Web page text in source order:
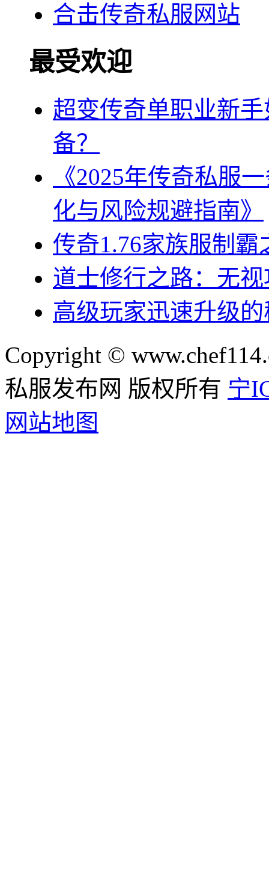
合击传奇私服网站
最受欢迎
超变传奇单职业新
备？
《2025年传奇私服
化与风险规避指南》
传奇1.76家族服制
道士修行之路：无
高级玩家迅速升级
Copyright ©
私服发布网 版权所有 宁
网站地图